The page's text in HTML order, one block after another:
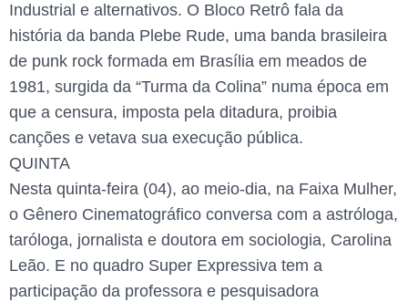
Industrial e alternativos. O Bloco Retrô fala da
história da banda Plebe Rude, uma banda brasileira
de punk rock formada em Brasília em meados de
1981, surgida da “Turma da Colina” numa época em
que a censura, imposta pela ditadura, proibia
canções e vetava sua execução pública.
QUINTA
Nesta quinta-feira (04), ao meio-dia, na Faixa Mulher,
o Gênero Cinematográfico conversa com a astróloga,
taróloga, jornalista e doutora em sociologia, Carolina
Leão. E no quadro Super Expressiva tem a
participação da professora e pesquisadora